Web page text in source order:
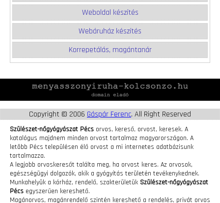
Weboldal készítés
Webáruház készítés
Korrepetálás, magántanár
Copyright © 2006 Gáspár Ferenc. All Right Reserved
Szülészet-nőgyógyászat Pécs orvos, kereső, orvost, keresek. A
katalógus majdnem minden orvost tartalmaz magyarországon. A
letöbb Pécs településen élő orvost a mi internetes adatbázisunk
tartalmazza.
A legjobb orvoskeresőt találta meg, ha orvost keres. Az orvosok,
egészségügyi dolgozók, akik a gyógyítás területén tevékenykednek.
Munkahelyük a kórház, rendelő, szakterületük Szülészet-nőgyógyászat
Pécs egyszerűen kereshető.
Magánorvos, magánrendelő szintén kereshető a rendelés, privát orvos